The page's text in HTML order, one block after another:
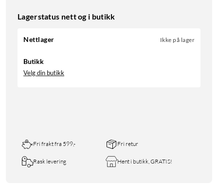
Lagerstatus nett og i butikk
Nettlager Ikke på lager
Butikk
Velg din butikk
Fri frakt fra 599,- Fri retur
Rask levering Hent i butikk, GRATIS!